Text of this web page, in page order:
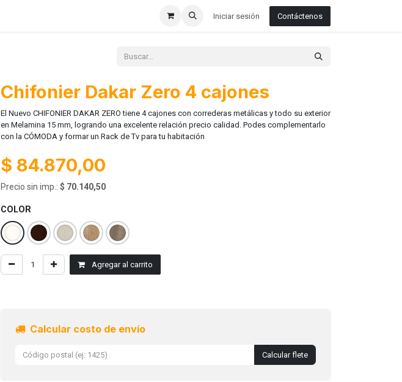
Iniciar sesión Contáctenos
Chifonier Dakar Zero 4 cajones
El Nuevo CHIFONIER DAKAR ZERO tiene 4 cajones con correderas metálicas y todo su exterior
en Melamina 15 mm, logrando una excelente relación precio calidad. Podes complementarlo
con la CÓMODA y formar un Rack de Tv para tu habitación
$ 84.870,00
Precio sin imp.: $ 70.140,50
COLOR
Agregar al carrito
Calcular costo de envío
Calcular flete